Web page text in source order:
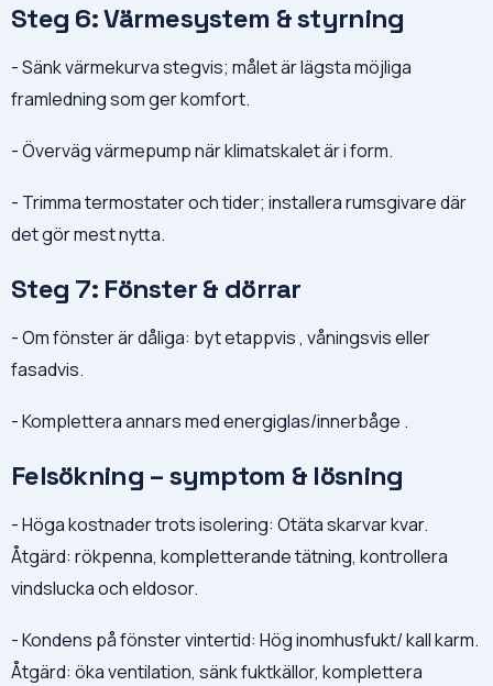
Steg 6: Värmesystem & styrning
- Sänk värmekurva stegvis; målet är lägsta möjliga
framledning som ger komfort.
- Överväg värmepump när klimatskalet är i form.
- Trimma termostater och tider; installera rumsgivare där
det gör mest nytta.
Steg 7: Fönster & dörrar
- Om fönster är dåliga: byt etappvis , våningsvis eller
fasadvis.
- Komplettera annars med energiglas/innerbåge .
Felsökning – symptom & lösning
- Höga kostnader trots isolering: Otäta skarvar kvar.
Åtgärd: rökpenna, kompletterande tätning, kontrollera
vindslucka och eldosor.
- Kondens på fönster vintertid: Hög inomhusfukt/ kall karm.
Åtgärd: öka ventilation, sänk fuktkällor, komplettera